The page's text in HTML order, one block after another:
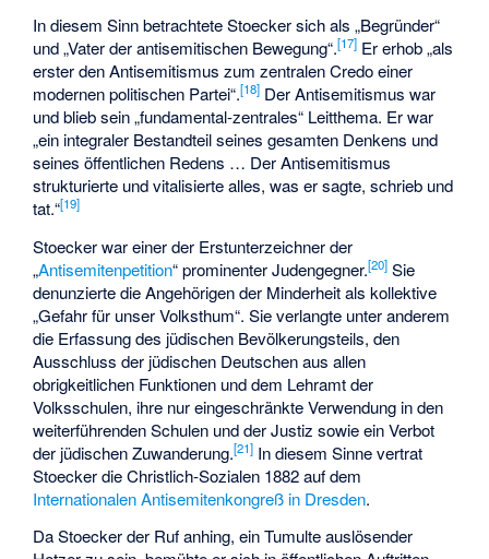
In diesem Sinn betrachtete Stoecker sich als „Begründer“
und „Vater der antisemitischen Bewegung“.[17] Er erhob „als
erster den Antisemitismus zum zentralen Credo einer
modernen politischen Partei“.[18] Der Antisemitismus war
und blieb sein „fundamental-zentrales“ Leitthema. Er war
„ein integraler Bestandteil seines gesamten Denkens und
seines öffentlichen Redens … Der Antisemitismus
strukturierte und vitalisierte alles, was er sagte, schrieb und
tat.“[19]
Stoecker war einer der Erstunterzeichner der
„Antisemitenpetition“ prominenter Judengegner.[20] Sie
denunzierte die Angehörigen der Minderheit als kollektive
„Gefahr für unser Volksthum“. Sie verlangte unter anderem
die Erfassung des jüdischen Bevölkerungsteils, den
Ausschluss der jüdischen Deutschen aus allen
obrigkeitlichen Funktionen und dem Lehramt der
Volksschulen, ihre nur eingeschränkte Verwendung in den
weiterführenden Schulen und der Justiz sowie ein Verbot
der jüdischen Zuwanderung.[21] In diesem Sinne vertrat
Stoecker die Christlich-Sozialen 1882 auf dem
Internationalen Antisemitenkongreß in Dresden.
Da Stoecker der Ruf anhing, ein Tumulte auslösender